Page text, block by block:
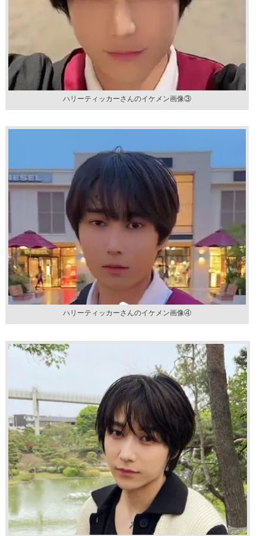
ハリーティッカーさんのイケメン画像③
ハリーティッカーさんのイケメン画像④